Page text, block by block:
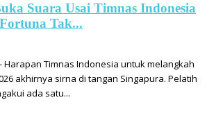
Suara Usai Timnas Indonesia
Tak...
Harapan Timnas Indonesia untuk melangkah
akhirnya sirna di tangan Singapura. Pelatih
ada satu...